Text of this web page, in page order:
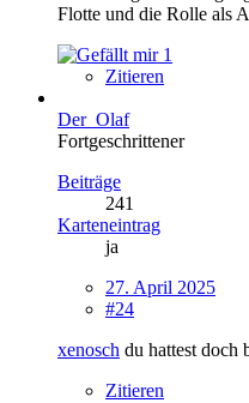
Flotte und die Rolle als
1
Zitieren
Der_Olaf
Fortgeschrittener
Beiträge
241
Karteneintrag
ja
27. April 2025
#24
xenosch du hattest doch
Zitieren